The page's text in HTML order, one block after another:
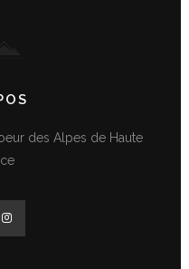
des Alpes de Haute